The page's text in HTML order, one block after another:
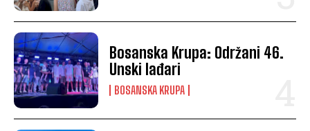
Bosanska Krupa: Održani 46.
Unski lađari
BOSANSKA KRUPA